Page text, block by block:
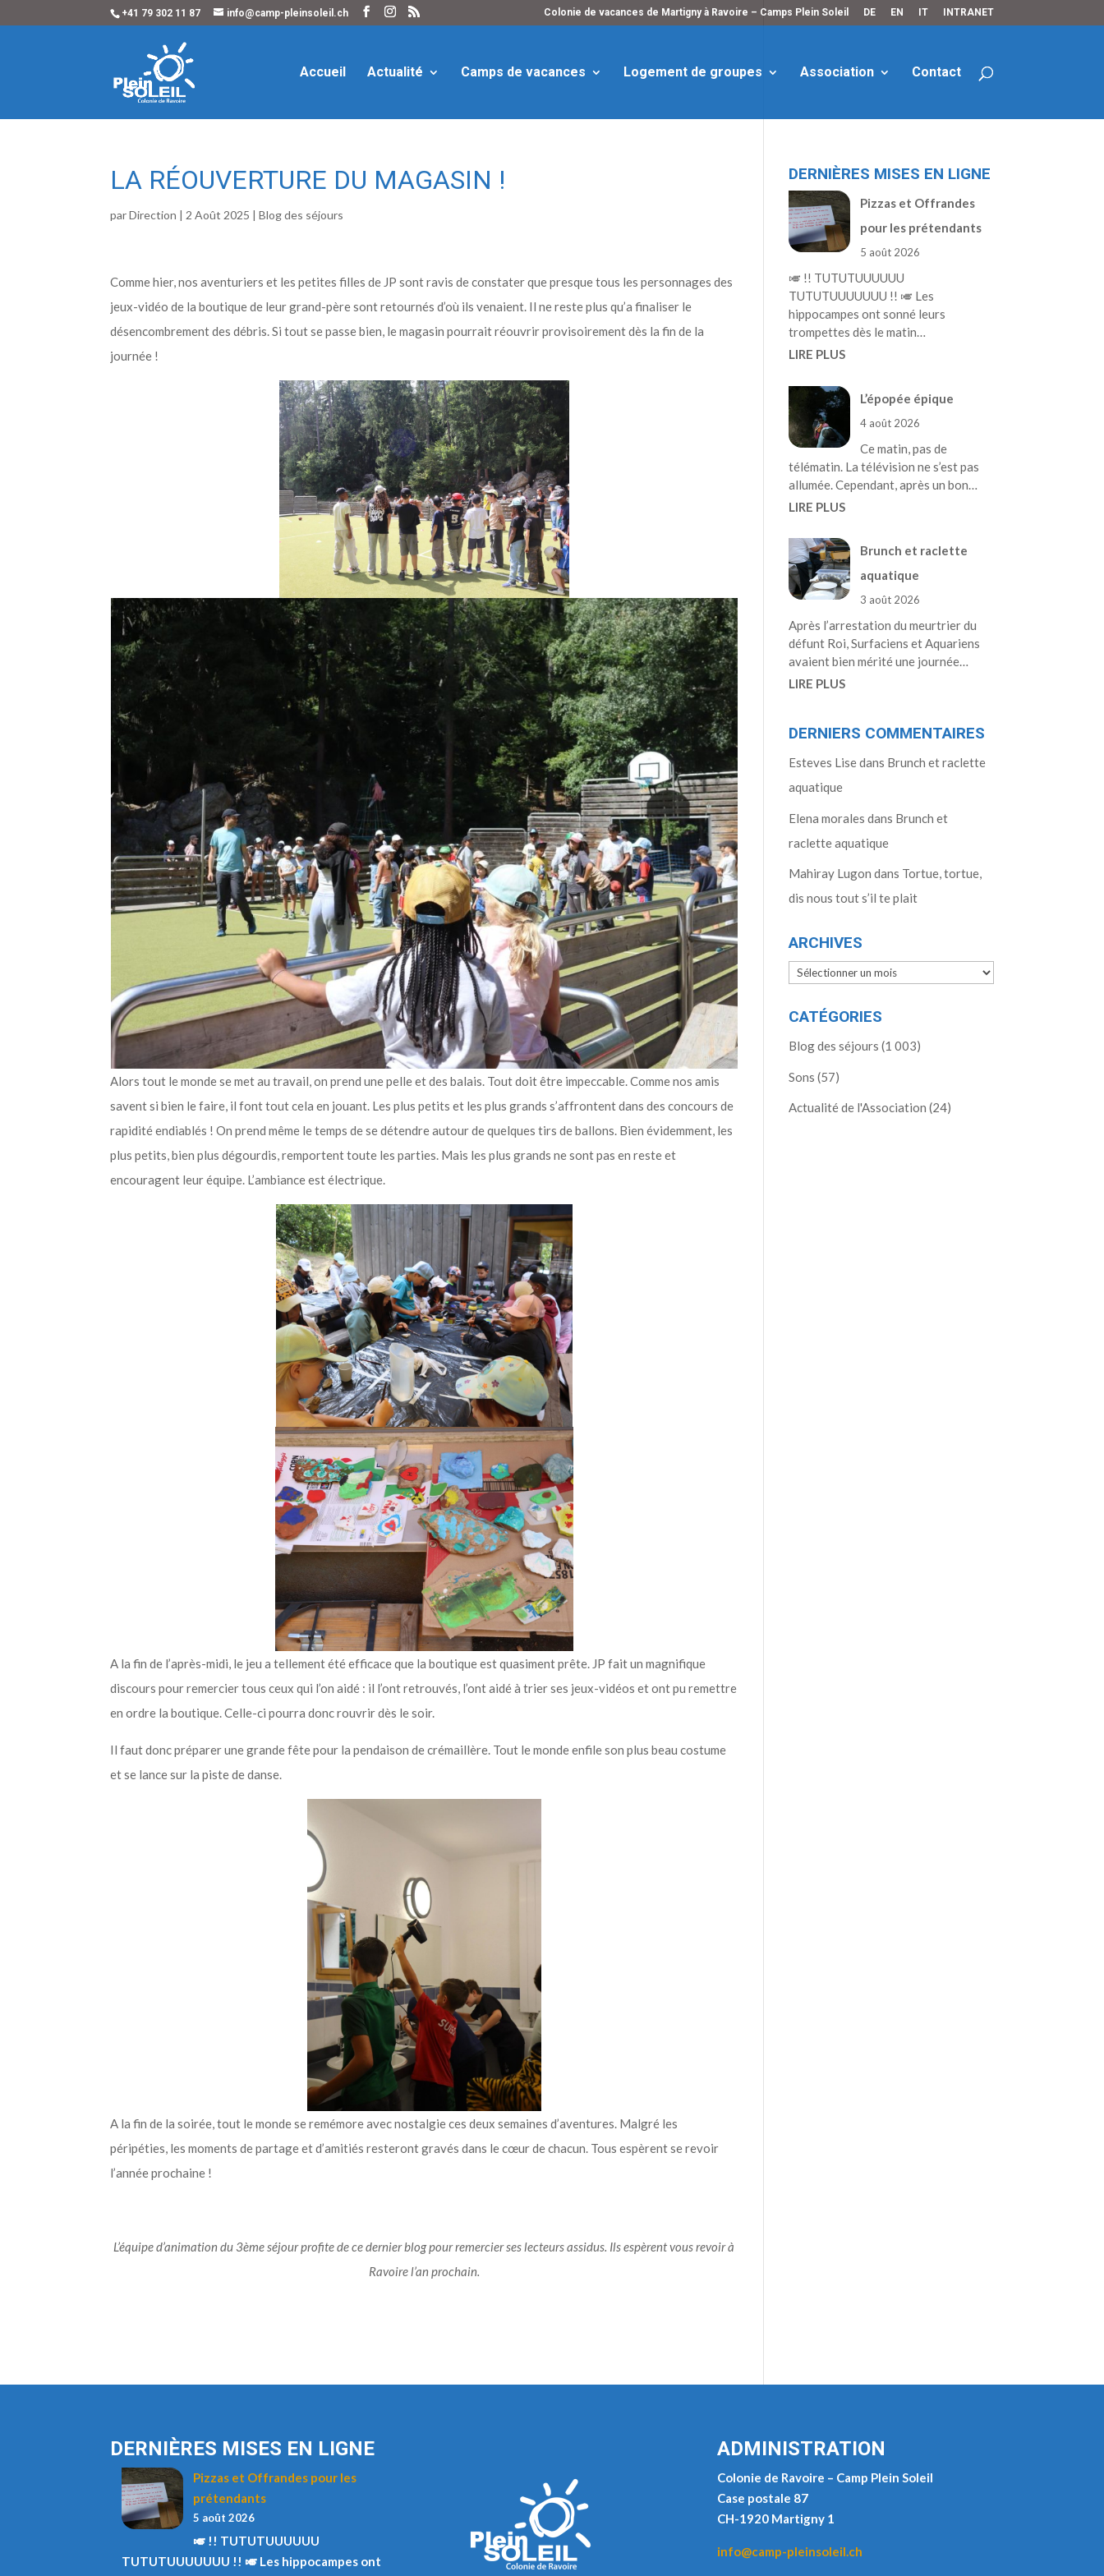
+41 79 302 11 87 info@camp-pleinsoleil.ch Colonie de vacances de Martigny à Ravoire – Camps Plein Soleil DE EN IT INTRANET
Accueil Actualité Camps de vacances Logement de groupes Association Contact
LA RÉOUVERTURE DU MAGASIN !
parDirection | 2 Août 2025 |Blog des séjours
Comme hier, nos aventuriers et les petites filles de JP sont ravis de constater que presque tous les personnages des
jeux-vidéo de la boutique de leur grand-père sont retournés d’où ils venaient. Il ne reste plus qu’a finaliser le
désencombrement des débris. Si tout se passe bien, le magasin pourrait réouvrir provisoirement dès la fin de la
journée !
Alors tout le monde se met au travail, on prend une pelle et des balais. Tout doit être impeccable. Comme nos amis
savent si bien le faire, il font tout cela en jouant. Les plus petits et les plus grands s’affrontent dans des concours de
rapidité endiablés ! On prend même le temps de se détendre autour de quelques tirs de ballons. Bien évidemment, les
plus petits, bien plus dégourdis, remportent toute les parties. Mais les plus grands ne sont pas en reste et
encouragent leur équipe. L’ambiance est électrique.
A la fin de l’après-midi, le jeu a tellement été efficace que la boutique est quasiment prête. JP fait un magnifique
discours pour remercier tous ceux qui l’on aidé : il l’ont retrouvés, l’ont aidé à trier ses jeux-vidéos et ont pu remettre
en ordre la boutique. Celle-ci pourra donc rouvrir dès le soir.
Il faut donc préparer une grande fête pour la pendaison de crémaillère. Tout le monde enfile son plus beau costume
et se lance sur la piste de danse.
A la fin de la soirée, tout le monde se remémore avec nostalgie ces deux semaines d’aventures. Malgré les
péripéties, les moments de partage et d’amitiés resteront gravés dans le cœur de chacun. Tous espèrent se revoir
l’année prochaine !
L’équipe d’animation du 3ème séjour profite de ce dernier blog pour remercier ses lecteurs assidus. Ils espèrent vous revoir à
Ravoire l’an prochain.
DERNIÈRES MISES EN LIGNE
Pizzas et Offrandes
pour les prétendants
5 août 2026
🎺 !! TUTUTUUUUUU
TUTUTUUUUUUU !! 🎺 Les
hippocampes ont sonné leurs
trompettes dès le matin…
LIRE PLUS
L’épopée épique
4 août 2026
Ce matin, pas de
télématin. La télévision ne s’est pas
allumée. Cependant, après un bon…
LIRE PLUS
Brunch et raclette
aquatique
3 août 2026
Après l’arrestation du meurtrier du
défunt Roi, Surfaciens et Aquariens
avaient bien mérité une journée…
LIRE PLUS
DERNIERS COMMENTAIRES
Esteves Lisedans Brunch et raclette
aquatique
Elena morales dans Brunch et
raclette aquatique
Mahiray Lugon dans Tortue, tortue,
dis nous tout s’il te plait
ARCHIVES
Archives
CATÉGORIES
Blog des séjours (1 003)
Sons (57)
Actualité de l'Association (24)
DERNIÈRES MISES EN LIGNE
Pizzas et Offrandes pour les
prétendants
5 août 2026
🎺 !! TUTUTUUUUUU
TUTUTUUUUUUU !! 🎺 Les hippocampes ont
ADMINISTRATION
Colonie de Ravoire – Camp Plein Soleil
Case postale 87
CH-1920 Martigny 1
info@camp-pleinsoleil.ch